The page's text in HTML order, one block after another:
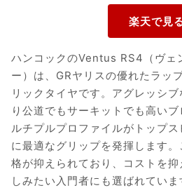
ハンコックのVentus RS4（ヴェ
ー）は、GRヤリスの優れたラッ
リックタイヤです。アグレッシ
り公道でもサーキットでも高い
ルチプルプロファイルがトップ
に最適なグリップを発揮します
格が抑えられており、コストを
しみたい入門者にも選ばれてい